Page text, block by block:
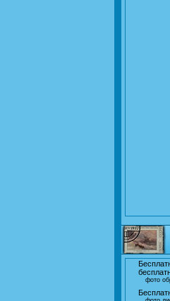
фото